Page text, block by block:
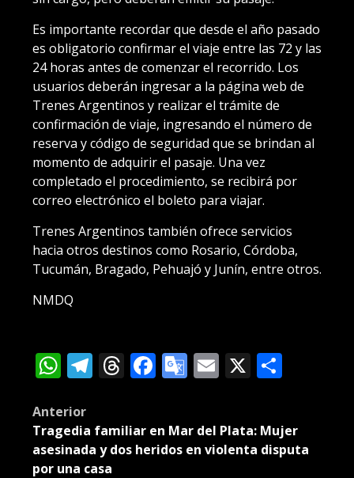
Es importante recordar que desde el año pasado
es obligatorio confirmar el viaje entre las 72 y las
24 horas antes de comenzar el recorrido. Los
usuarios deberán ingresar a la página web de
Trenes Argentinos y realizar el trámite de
confirmación de viaje, ingresando el número de
reserva y código de seguridad que se brindan al
momento de adquirir el pasaje. Una vez
completado el procedimiento, se recibirá por
correo electrónico el boleto para viajar.
Trenes Argentinos también ofrece servicios
hacia otros destinos como Rosario, Córdoba,
Tucumán, Bragado, Pehuajó y Junín, entre otros.
NMDQ
WhatsApp
Telegram
Threads
Facebook
Google
Email
X
Post
navigation
Anterior
Tragedia familiar en Mar del Plata: Mujer
asesinada y dos heridos en violenta disputa
por una casa